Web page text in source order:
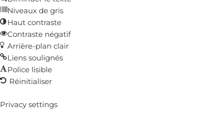
Niveaux de gris
Haut contraste
Contraste négatif
Arrière-plan clair
Liens soulignés
Police lisible
Réinitialiser
Privacy settings